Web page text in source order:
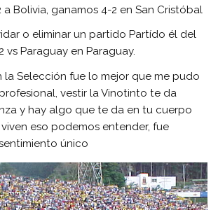
a Bolivia, ganamos 4-2 en San Cristóbal
o eliminar un partido Partído él del
vs Paraguay en Paraguay.
la Selección fue lo mejor que me pudo
vestir la Vinotinto te da
y hay algo que te da en tu cuerpo
eso podemos entender, fue
único